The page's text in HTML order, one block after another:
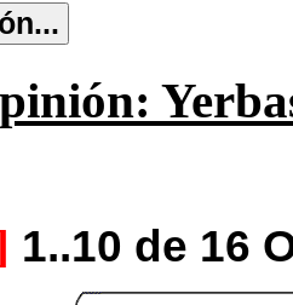
1..10 de 16